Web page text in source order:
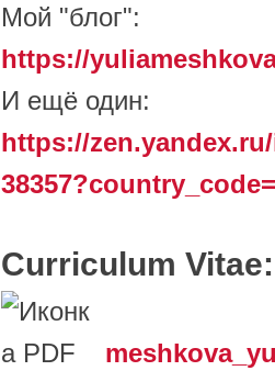
Мой "блог":
https://
И ещё один:
https://zen.yandex.ru/
Curriculum